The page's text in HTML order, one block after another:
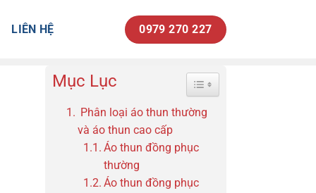
LIÊN HỆ 0979 270 227
Mục Lục Toggle Table of Content
Phân loại áo thun thường
và áo thun cao cấp
Áo thun đồng phục
thường
Áo thun đồng phục